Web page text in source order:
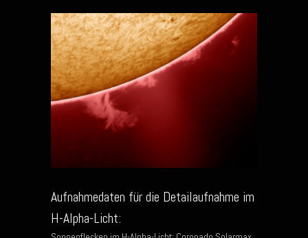
Aufnahmedaten für die Detailaufnahme im
H-Alpha-Licht: